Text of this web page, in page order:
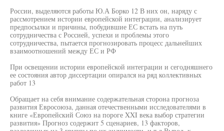
России, выделяются работы Ю.А Борко 12 В них он, наряду с
рассмотрением истории европейской интеграции, анализирует
предпосылки и причины, побудившие ЕС встать на путь
сотрудничества с Россией, успехи и проблемы этого
сотрудничества, пытается прогнозировать процесс дальнейших
взаимоотношений между ЕС и РФ
При освещении истории европейской интеграции и сегодняшнего
ее состояния автор диссертации опирался на ряд коллективных
работ 13
Обращает на себя внимание содержательная сторона прогноза
развития Евросоюза, данная отечественными исследователями в
книге «Европейский Союз на пороге XXI века выбор стратегии
развития» Прогноз содержит 5 сценариев, 13 факторов,